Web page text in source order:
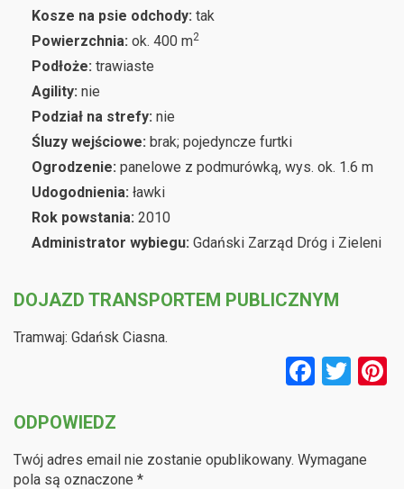
Kosze na psie odchody: tak
Powierzchnia: ok. 400 m2
Podłoże: trawiaste
Agility: nie
Podział na strefy: nie
Śluzy wejściowe: brak; pojedyncze furtki
Ogrodzenie: panelowe z podmurówką, wys. ok. 1.6 m
Udogodnienia: ławki
Rok powstania: 2010
Administrator wybiegu: Gdański Zarząd Dróg i Zieleni
DOJAZD TRANSPORTEM PUBLICZNYM
Tramwaj: Gdańsk Ciasna.
F
b
T
er
ODPOWIEDZ
Twój adres email nie zostanie opublikowany. Wymagane
pola są oznaczone *